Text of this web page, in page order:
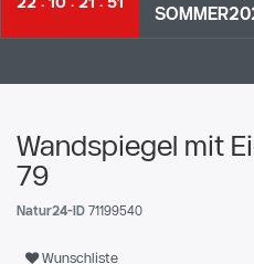
Wandspiegel mit
79
Natur24-ID 71199540
Wunschliste